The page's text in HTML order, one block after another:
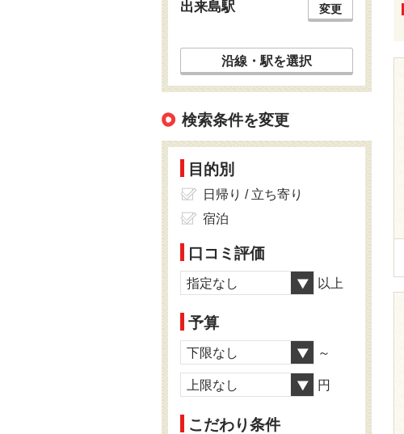
出来島駅 変更
沿線・駅を選択
検索条件を変更
目的別
日帰り / 立ち寄り
宿泊
口コミ評価
指定なし 以上
予算
下限なし ～
上限なし 円
こだわり条件